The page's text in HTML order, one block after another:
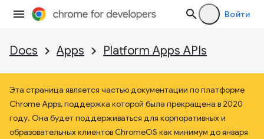
Войти
Docs Apps Platform Apps APIs
Эта страница является частью документации по платформе
Chrome Apps, поддержка которой была прекращена в 2020
году. Она будет поддерживаться для корпоративных и
образовательных клиентов ChromeOS как минимум до января